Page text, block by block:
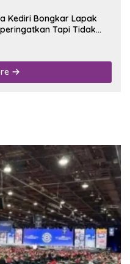
Kediri Bongkar Lapak
Tapi Tidak